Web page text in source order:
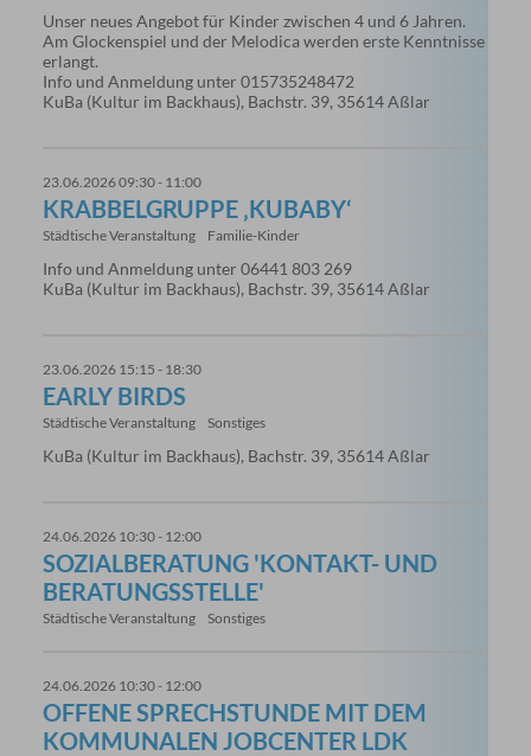
Unser neues Angebot für Kinder zwischen 4 und 6 Jahren.
Am Glockenspiel und der Melodica werden erste Kenntnisse
erlangt.
Info und Anmeldung unter 015735248472
KuBa (Kultur im Backhaus), Bachstr. 39, 35614 Aßlar
23.06.2026 09:30 - 11:00
KRABBELGRUPPE ‚KUBABY‘
Städtische Veranstaltung Familie-Kinder
Info und Anmeldung unter 06441 803 269
KuBa (Kultur im Backhaus), Bachstr. 39, 35614 Aßlar
23.06.2026 15:15 - 18:30
EARLY BIRDS
Städtische Veranstaltung Sonstiges
KuBa (Kultur im Backhaus), Bachstr. 39, 35614 Aßlar
24.06.2026 10:30 - 12:00
SOZIALBERATUNG 'KONTAKT- UND
BERATUNGSSTELLE'
Städtische Veranstaltung Sonstiges
24.06.2026 10:30 - 12:00
OFFENE SPRECHSTUNDE MIT DEM
KOMMUNALEN JOBCENTER LDK